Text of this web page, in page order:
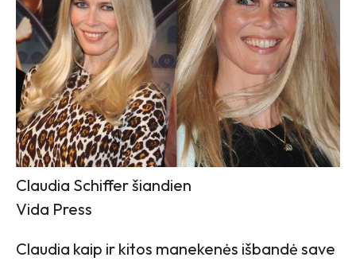
Claudia Schiffer šiandien
Vida Press
Claudia kaip ir kitos manekenės išbandė save